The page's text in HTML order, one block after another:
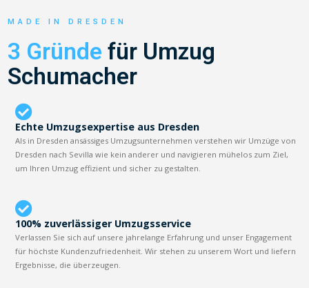
MADE IN DRESDEN
3 Gründe für Umzug
Schumacher
Echte Umzugsexpertise aus Dresden
Als in Dresden ansässiges Umzugsunternehmen verstehen wir Umzüge von
Dresden nach Sevilla wie kein anderer und navigieren mühelos zum Ziel,
um Ihren Umzug effizient und sicher zu gestalten.
100% zuverlässiger Umzugsservice
Verlassen Sie sich auf unsere jahrelange Erfahrung und unser Engagement
für höchste Kundenzufriedenheit. Wir stehen zu unserem Wort und liefern
Ergebnisse, die überzeugen.